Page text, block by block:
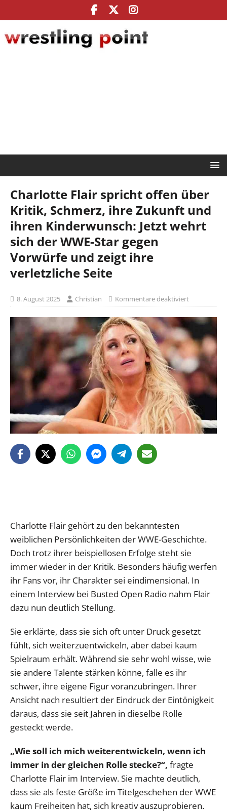
Charlotte Flair spricht offen über
Kritik, Schmerz, ihre Zukunft und
ihren Kinderwunsch: Jetzt wehrt
sich der WWE-Star gegen
Vorwürfe und zeigt ihre
verletzliche Seite
8. August 2025 Christian Kommentare deaktiviert
Charlotte Flair gehört zu den bekanntesten
weiblichen Persönlichkeiten der WWE-Geschichte.
Doch trotz ihrer beispiellosen Erfolge steht sie
immer wieder in der Kritik. Besonders häufig werfen
ihr Fans vor, ihr Charakter sei eindimensional. In
einem Interview bei Busted Open Radio nahm Flair
dazu nun deutlich Stellung.
Sie erklärte, dass sie sich oft unter Druck gesetzt
fühlt, sich weiterzuentwickeln, aber dabei kaum
Spielraum erhält. Während sie sehr wohl wisse, wie
sie andere Talente stärken könne, falle es ihr
schwer, ihre eigene Figur voranzubringen. Ihrer
Ansicht nach resultiert der Eindruck der Eintönigkeit
daraus, dass sie seit Jahren in dieselbe Rolle
gesteckt werde.
„Wie soll ich mich weiterentwickeln, wenn ich
immer in der gleichen Rolle stecke?“, fragte
Charlotte Flair im Interview. Sie machte deutlich,
dass sie als feste Größe im Titelgeschehen der WWE
kaum Freiheiten hat, sich kreativ auszuprobieren.